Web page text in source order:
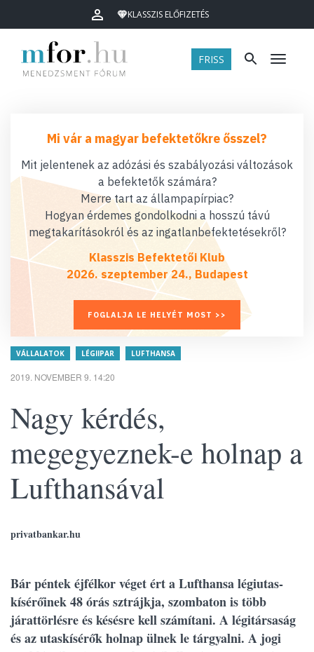
KLASSZIS ELŐFIZETÉS
FRISS Menü
Mi vár a magyar befektetőkre ősszel?
Mit jelentenek az adózási és szabályozási változások
a befektetők számára?
Merre tart az állampapírpiac?
Hogyan érdemes gondolkodni a hosszú távú
megtakarításokról és az ingatlanbefektetésekről?
Klasszis Befektetői Klub
2026. szeptember 24., Budapest
FOGLALJA LE HELYÉT MOST >>
VÁLLALATOK LÉGIIPAR LUFTHANSA
2019. NOVEMBER 9. 14:20
Nagy kérdés,
megegyeznek-e holnap a
Lufthansával
privatbankar.hu
Bár péntek éjfélkor véget ért a Lufthansa légiutas-
kísérőinek 48 órás sztrájkja, szombaton is több
járattörlésre és késésre kell számítani. A légitársaság
és az utaskísérők holnap ülnek le tárgyalni. A jogi